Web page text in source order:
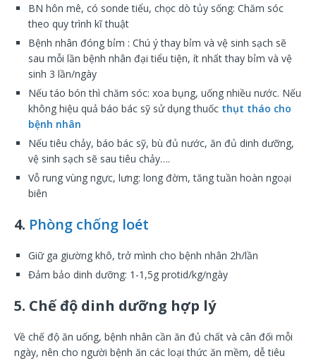
BN hôn mê, có sonde tiểu, chọc dò tủy sống: Chăm sóc
theo quy trình kĩ thuật
Bệnh nhân đóng bỉm : Chú ý thay bỉm và vệ sinh sạch sẽ
sau mỗi lần bệnh nhân đại tiểu tiện, ít nhất thay bỉm và vệ
sinh 3 lần/ngày
Nếu táo bón thì chăm sóc: xoa bụng, uống nhiều nước. Nếu
không hiệu quả báo bác sỹ sử dụng thuốc thụt tháo cho
bệnh nhân
Nếu tiêu chảy, báo bác sỹ, bù đủ nước, ăn đủ dinh dưỡng,
vệ sinh sạch sẽ sau tiêu chảy….
Vỗ rung vùng ngực, lưng: long đờm, tăng tuần hoàn ngoại
biên
4. Phòng chống loét
Giữ ga giường khô, trở mình cho bệnh nhân 2h/lần
Đảm bảo dinh dưỡng: 1-1,5g protid/kg/ngày
5. Chế độ dinh dưỡng hợp lý
Về chế độ ăn uống, bệnh nhân cần ăn đủ chất và cân đối mỗi
ngày, nên cho người bệnh ăn các loại thức ăn mềm, dễ tiêu